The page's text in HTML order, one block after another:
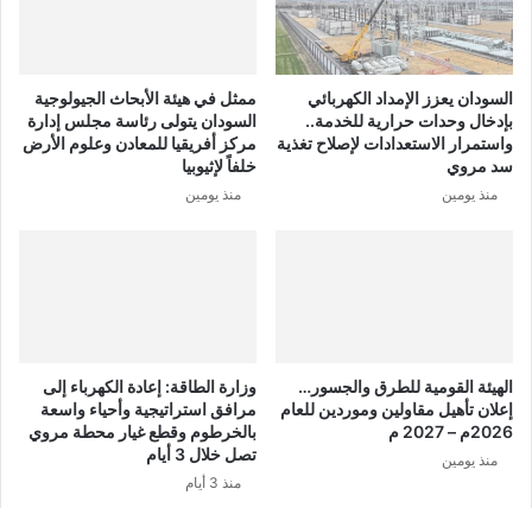
السودان يعزز الإمداد الكهربائي
بإدخال وحدات حرارية للخدمة..
واستمرار الاستعدادات لإصلاح تغذية
سد مروي
منذ يومين
ممثل في هيئة الأبحاث الجيولوجية
السودان يتولى رئاسة مجلس إدارة
مركز أفريقيا للمعادن وعلوم الأرض
خلفاً لإثيوبيا
منذ يومين
الهيئة القومية للطرق والجسور…
إعلان تأهيل مقاولين وموردين للعام
2026م – 2027 م
منذ يومين
وزارة الطاقة: إعادة الكهرباء إلى
مرافق استراتيجية وأحياء واسعة
بالخرطوم وقطع غيار محطة مروي
تصل خلال 3 أيام
منذ 3 أيام